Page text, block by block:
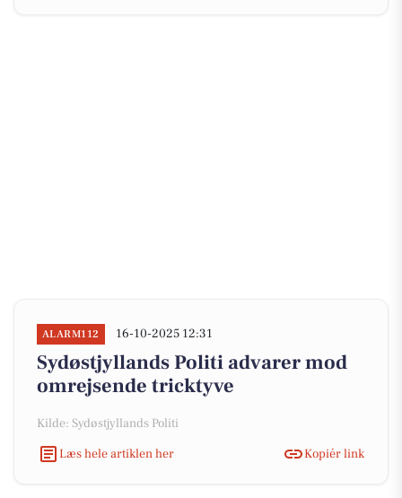
ALARM112 16-10-2025 12:31
Sydøstjyllands Politi advarer mod
omrejsende tricktyve
Kilde: Sydøstjyllands Politi
Læs hele artiklen her
Kopiér link